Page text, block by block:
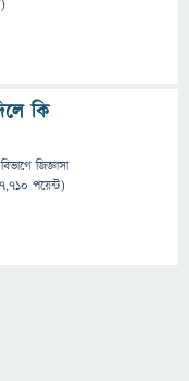
কি
জিজ্ঞাসা
পয়েন্ট)